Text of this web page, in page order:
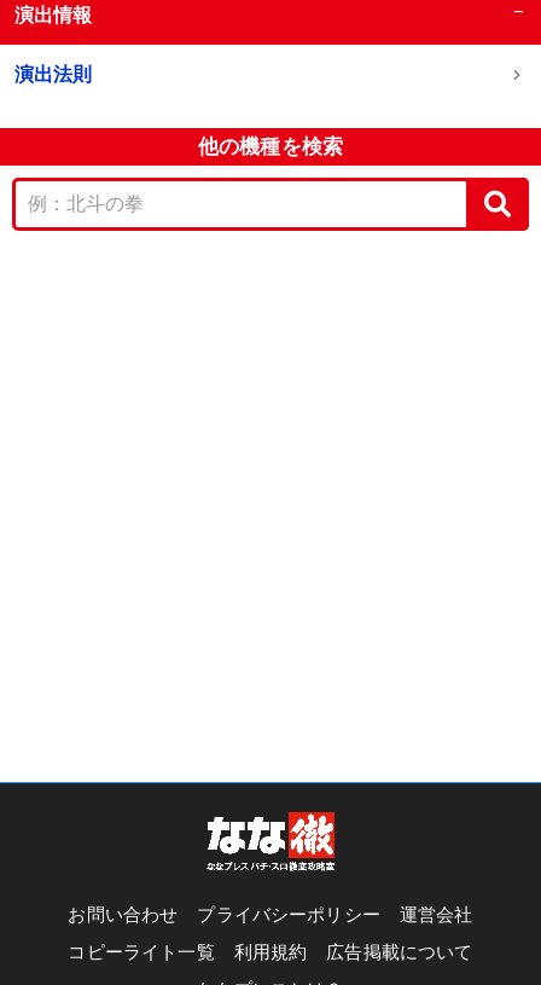
演出情報 −
演出法則
他の機種を検索
お問い合わせ プライバシーポリシー
運営会社
コピーライト一覧
利用規約
広告掲載について